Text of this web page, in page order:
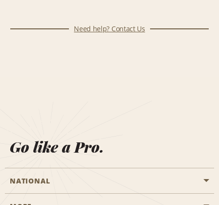
Need help? Contact Us
Go like a Pro.
NATIONAL